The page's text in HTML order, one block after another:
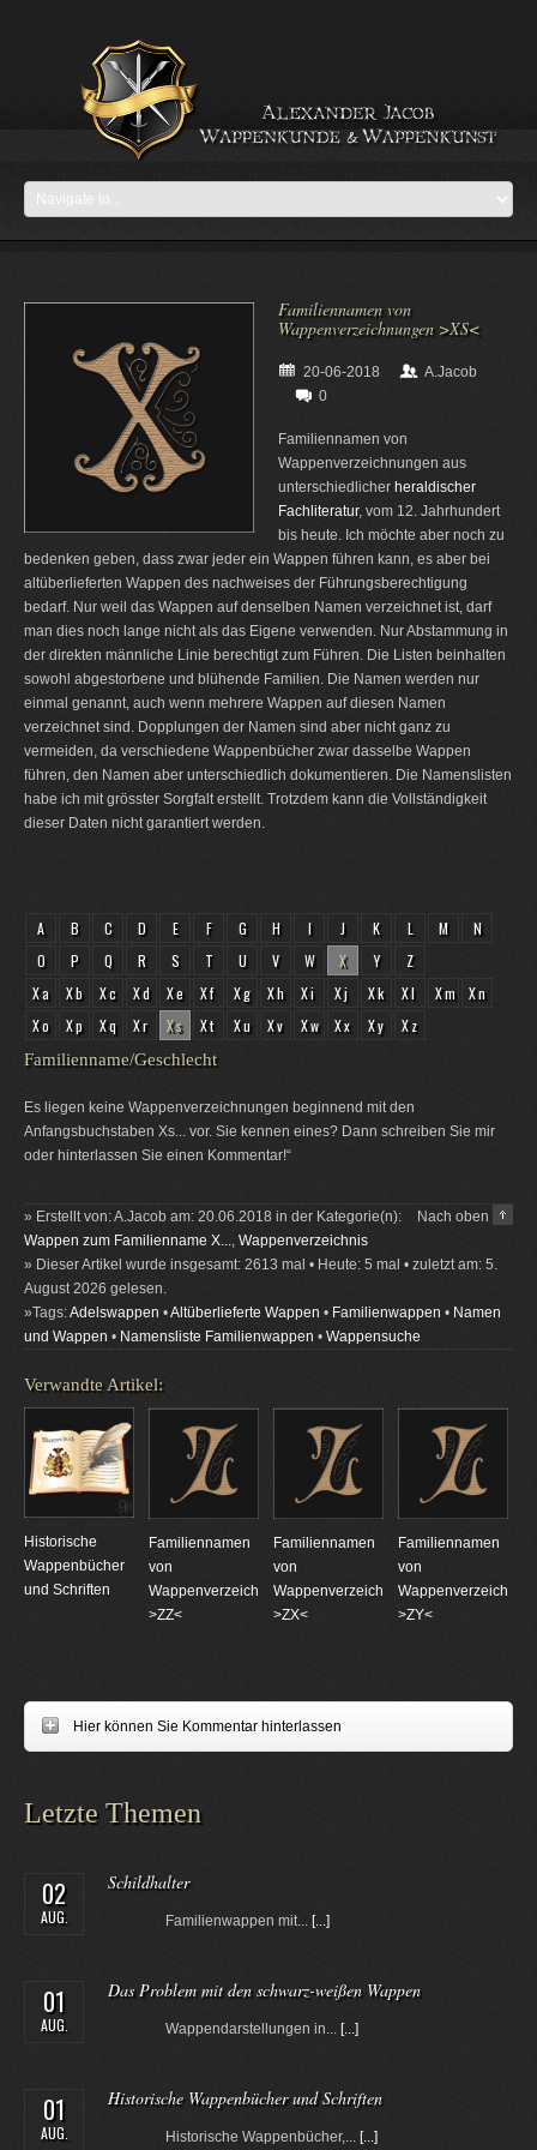
Familiennamen von
Wappenverzeichnungen >XS<
20-06-2018
A.Jacob
0
Familiennamen von
Wappenverzeichnungen aus
unterschiedlicher heraldischer
Fachliteratur, vom 12. Jahrhundert
bis heute. Ich möchte aber noch zu
bedenken geben, dass zwar jeder ein Wappen führen kann, es aber bei
altüberlieferten Wappen des nachweises der Führungsberechtigung
bedarf. Nur weil das Wappen auf denselben Namen verzeichnet ist, darf
man dies noch lange nicht als das Eigene verwenden. Nur Abstammung in
der direkten männliche Linie berechtigt zum Führen. Die Listen beinhalten
sowohl abgestorbene und blühende Familien. Die Namen werden nur
einmal genannt, auch wenn mehrere Wappen auf diesen Namen
verzeichnet sind. Dopplungen der Namen sind aber nicht ganz zu
vermeiden, da verschiedene Wappenbücher zwar dasselbe Wappen
führen, den Namen aber unterschiedlich dokumentieren. Die Namenslisten
habe ich mit grösster Sorgfalt erstellt. Trotzdem kann die Vollständigkeit
dieser Daten nicht garantiert werden.
A B C D E F G H I J K L M
N
O
P Q R S T U V W X Y
Z
Xa
Xb Xc Xd Xe Xf Xg Xh Xi Xj Xk Xl Xm Xn
Xo
Xp Xq Xr Xs Xt Xu Xv Xw Xx Xy Xz
Familienname/Geschlecht
Es liegen keine Wappenverzeichnungen beginnend mit den
Anfangsbuchstaben Xs... vor. Sie kennen eines? Dann schreiben Sie mir
oder hinterlassen Sie einen Kommentar!“
Nach oben
» Erstellt von: A.Jacob am: 20.06.2018 in der Kategorie(n):
Wappen zum Familienname X..., Wappenverzeichnis
» Dieser Artikel wurde insgesamt: 2613 mal • Heute: 5 mal • zuletzt am: 5.
August 2026 gelesen.
»Tags:Adelswappen •Altüberlieferte Wappen • Familienwappen • Namen
und Wappen • Namensliste Familienwappen • Wappensuche
Verwandte Artikel:
Historische
Wappenbücher
und Schriften
Familiennamen
von
Wappenverzeichnungen
>ZZ<
Familiennamen
von
Wappenverzeichnungen
>ZX<
Familiennamen
von
>ZY<
Hier können Sie Kommentar hinterlassen
Letzte Themen
02
AUG.
Schildhalter
Familienwappen mit... [...]
01
AUG.
Das Problem mit den schwarz-weißen Wappen
Wappendarstellungen in... [...]
01
AUG.
Historische Wappenbücher und Schriften
Historische Wappenbücher,... [...]